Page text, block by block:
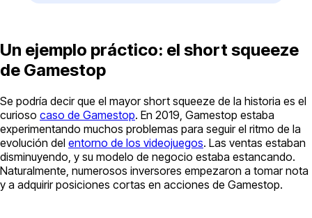
Un ejemplo práctico: el short squeeze
de Gamestop
Se podría decir que el mayor short squeeze de la historia es el
curioso caso de Gamestop. En 2019, Gamestop estaba
experimentando muchos problemas para seguir el ritmo de la
evolución del entorno de los videojuegos. Las ventas estaban
disminuyendo, y su modelo de negocio estaba estancando.
Naturalmente, numerosos inversores empezaron a tomar nota
y a adquirir posiciones cortas en acciones de Gamestop.